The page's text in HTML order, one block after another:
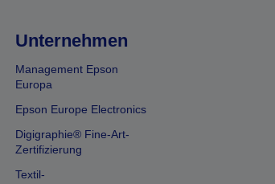
Unternehmen
Management Epson
Europa
Epson Europe Electronics
Digigraphie® Fine-Art-
Zertifizierung
Textil-